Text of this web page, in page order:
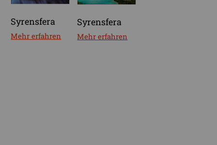
Syrensfera
Mehr erfahren
Syrensfera
Mehr erfahren